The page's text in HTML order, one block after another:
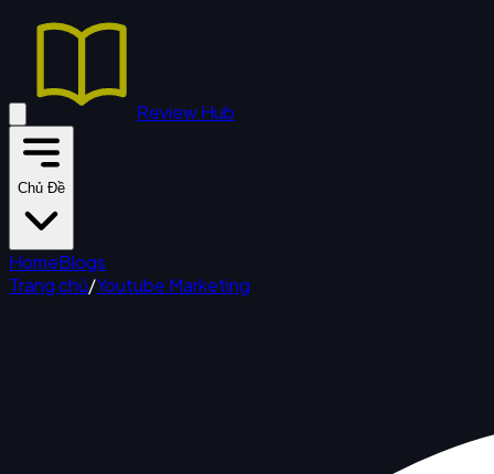
Review Hub
Chủ Đề
HomeBlogs
Trang chủ/Youtube Marketing